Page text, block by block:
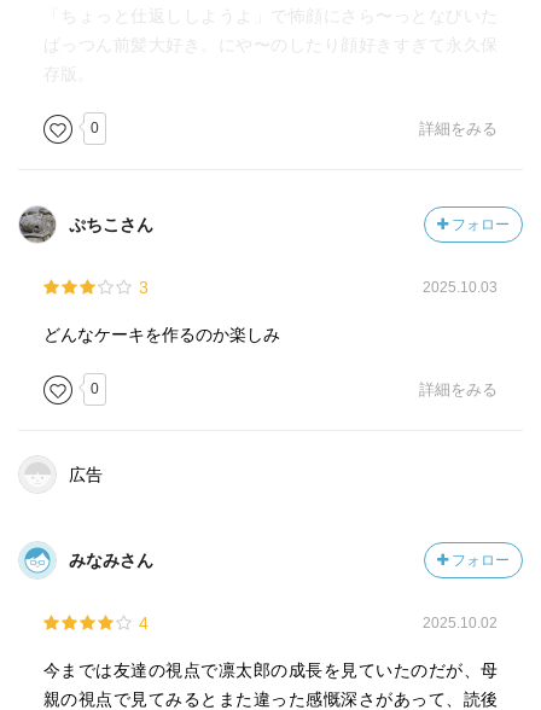
「ちょっと仕返ししようよ」で怖顔にさら〜っとなびいた
ぱっつん前髪大好き。にや〜のしたり顔好きすぎて永久保
存版。
0 詳細をみる
ぷちこさん フォロー
3 2025.10.03
どんなケーキを作るのか楽しみ
0 詳細をみる
広告
みなみさん フォロー
4 2025.10.02
今までは友達の視点で凛太郎の成長を見ていたのだが、母
親の視点で見てみるとまた違った感慨深さがあって、読後